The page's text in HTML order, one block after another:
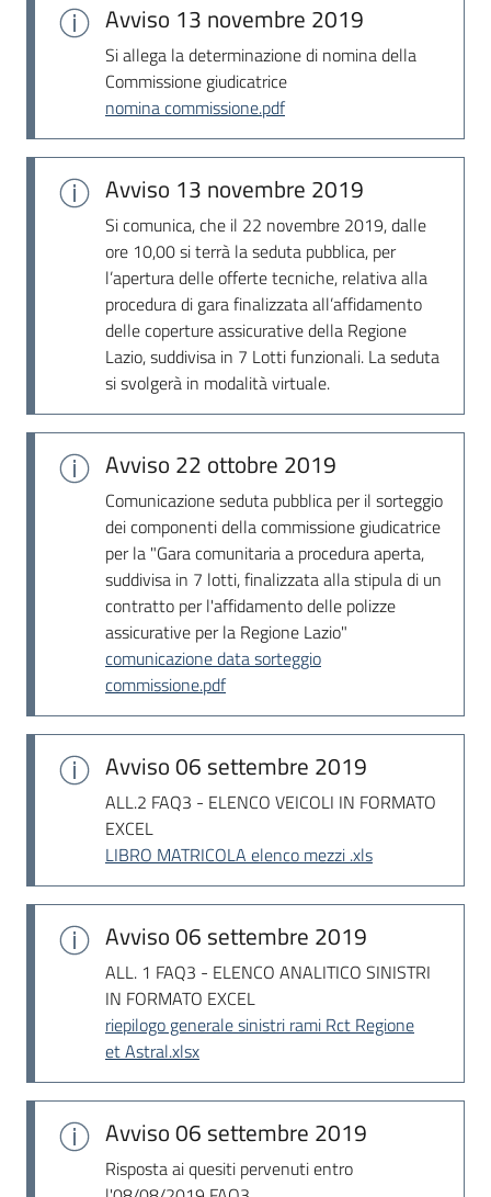
Seguici
Avviso 13 novembre 2019
Si allega la determinazione di nomina della
Commissione giudicatrice
nomina commissione.pdf
Avviso 13 novembre 2019
Si comunica, che il 22 novembre 2019, dalle
ore 10,00 si terrà la seduta pubblica, per
l’apertura delle offerte tecniche, relativa alla
procedura di gara finalizzata all’affidamento
delle coperture assicurative della Regione
Lazio, suddivisa in 7 Lotti funzionali. La seduta
si svolgerà in modalità virtuale.
Avviso 22 ottobre 2019
Comunicazione seduta pubblica per il sorteggio
dei componenti della commissione giudicatrice
per la "Gara comunitaria a procedura aperta,
suddivisa in 7 lotti, finalizzata alla stipula di un
contratto per l'affidamento delle polizze
assicurative per la Regione Lazio"
comunicazione data sorteggio
commissione.pdf
Avviso06 settembre 2019
ALL.2 FAQ3 - ELENCO VEICOLI IN FORMATO
EXCEL
LIBRO MATRICOLA elenco mezzi .xls
Avviso06 settembre 2019
ALL. 1 FAQ3 - ELENCO ANALITICO SINISTRI
IN FORMATO EXCEL
riepilogo generale sinistri rami Rct Regione
et Astral.xlsx
Avviso06 settembre 2019
Risposta ai quesiti pervenuti entro